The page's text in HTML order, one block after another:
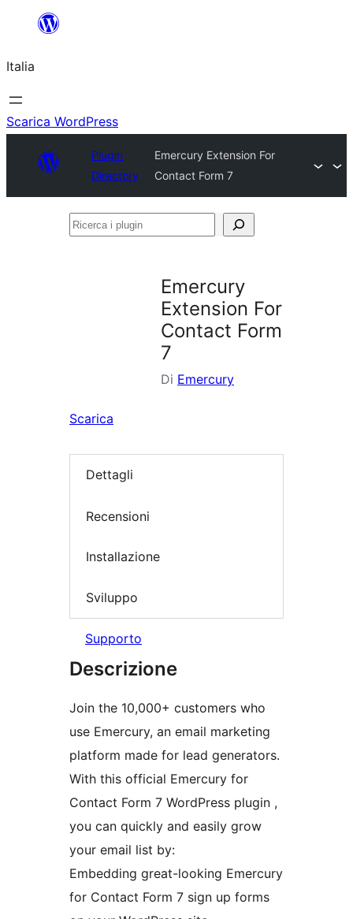
contenuto
Italia
Scarica WordPress
Plugin
Directory
Emercury Extension For
Contact Form 7
Ricerca
Emercury
Extension For
Contact Form
7
Di Emercury
Scarica
Dettagli
Recensioni
Installazione
Sviluppo
Supporto
Descrizione
Join the 10,000+ customers who
use Emercury, an email marketing
platform made for lead generators.
With this official Emercury for
Contact Form 7 WordPress plugin ,
you can quickly and easily grow
your email list by:
Embedding great-looking Emercury
for Contact Form 7 sign up forms